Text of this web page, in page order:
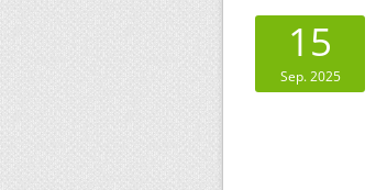
15
Sep. 2025